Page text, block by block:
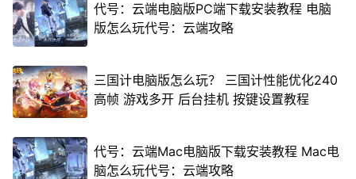
代号：云端电脑版PC端下载安装教程 电脑
版怎么玩代号：云端攻略
三国计电脑版怎么玩？ 三国计性能优化240
高帧 游戏多开 后台挂机 按键设置教程
代号：云端Mac电脑版下载安装教程 Mac电
脑怎么玩代号：云端攻略